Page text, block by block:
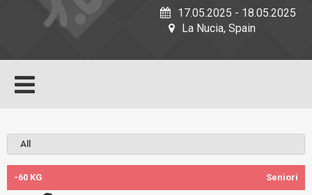
17.05.2025 - 18.05.2025
La Nucia, Spain
-60 KG Seniori